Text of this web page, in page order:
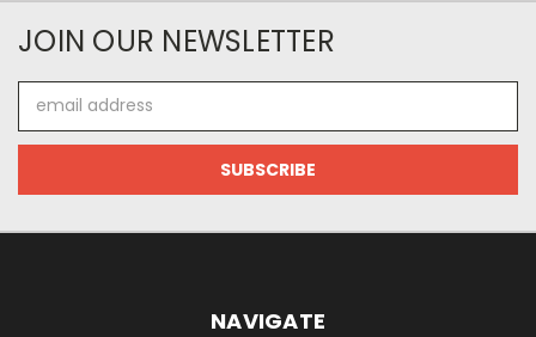
JOIN OUR NEWSLETTER
Address
NAVIGATE